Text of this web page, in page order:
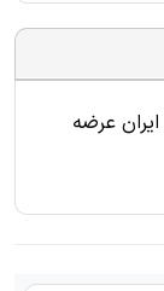
ایران عرضه